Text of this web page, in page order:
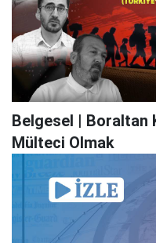
Belgesel | Boraltan
Mülteci Olmak